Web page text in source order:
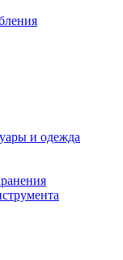
и одежда